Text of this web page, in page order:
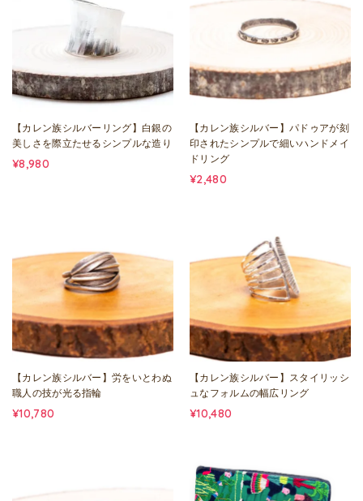
【カレン族シルバーリング】白銀の
美しさを際立たせるシンプルな造り
¥8,980
【カレン族シルバー】パドゥアが刻
印されたシンプルで細いハンドメイ
ドリング
¥2,480
【カレン族シルバー】労をいとわぬ
職人の技が光る指輪
¥10,780
【カレン族シルバー】スタイリッシ
ュなフォルムの幅広リング
¥10,480